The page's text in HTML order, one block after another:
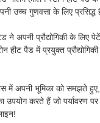
उच्च गुणवत्ता के लिए प्रसिद्ध
ने अपनी प्रौद्योगिकी के लिए
हीट पैड में प्रयुक्त
में अपनी भूमिका को समझते हुए,
उपयोग करते हैं जो पर्यावरण पर